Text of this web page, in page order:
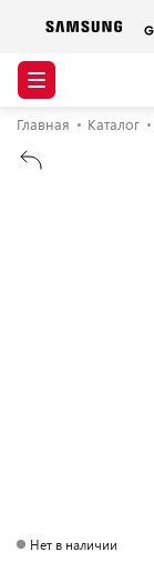
Главная Каталог
Нет в наличии